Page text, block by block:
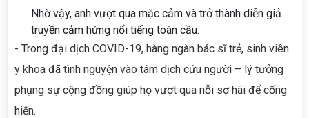
Nhờ vậy, anh vượt qua mặc cảm và trở thành diễn giả
truyền cảm hứng nổi tiếng toàn cầu.
- Trong đại dịch COVID-19, hàng ngàn bác sĩ trẻ, sinh viên
y khoa đã tình nguyện vào tâm dịch cứu người – lý tưởng
phụng sự cộng đồng giúp họ vượt qua nỗi sợ hãi để cống
hiến.